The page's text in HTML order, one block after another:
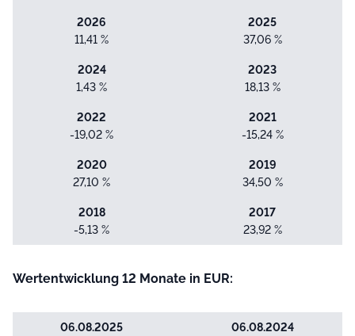
2026
11,41 %
2025
37,06 %
2024
1,43 %
2023
18,13 %
2022
-19,02 %
2021
-15,24 %
2020
27,10 %
2019
34,50 %
2018
-5,13 %
2017
23,92 %
Wertentwicklung 12 Monate in EUR:
06.08.2025
06.08.2024